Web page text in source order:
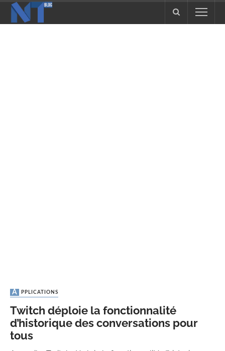
APPLICATIONS
Twitch déploie la fonctionnalité
d’historique des conversations pour
tous